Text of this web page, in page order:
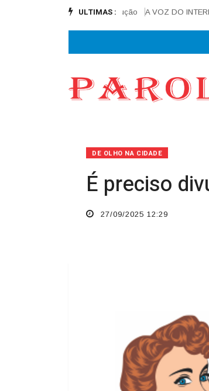
ULTIMAS :
final e alcança 90% de execução A VOZ DO INTERIOR
DE OLHO NA CIDADE
É preciso
27/09/2025 12:29